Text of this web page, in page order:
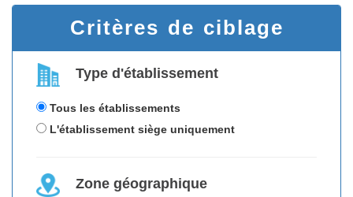
Critères de ciblage
Type d'établissement
Tous les établissements
L'établissement siège uniquement
Zone géographique